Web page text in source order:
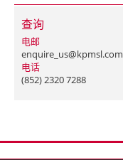
查询
电邮
enquire_us@kpmsl.com
电话
(852) 2320 7288